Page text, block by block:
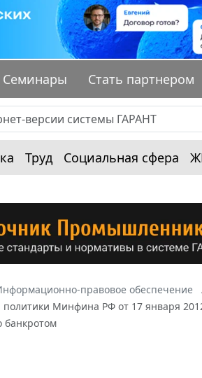
Семинары Стать партнером
Труд Социальная сфера
правовое обеспечение
Минфина РФ от 17 января
банкротом